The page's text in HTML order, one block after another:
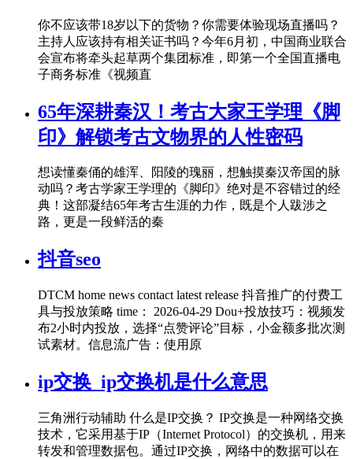
你不应该带18岁以下的货物？你需要体验现场直播吗？
主持人应该持有相关证书吗？今年6月初，中国商业联合
会宣布将牵头起草两个集团标准，即第一个全国直播电
子商务标准《视频直
65年深耕秦汉！考古大家王学理《脚
印》解锁考古文物界的人性密码
想读懂秦俑的雄浑、阳陵的瑰丽，想触摸秦汉帝国的脉
动吗？考古学家王学理的《脚印》绝对是不容错过的经
典！这部凝结65年考古生涯的力作，既是个人跋涉之
路，更是一段鲜活的秦
抖音seo
DTCM home news contact latest release 抖音推广的付费工
具与投放策略 time： 2026-04-29 Dou+投放技巧：视频发
布2小时内投放，选择“点赞评论”目标，小金额多批次测
试素材。信息流广告：使用原
ip交换_ip交换机是什么意思
三角洲行动辅助 什么是IP交换？ IP交换是一种网络交换
技术，它采用基于IP（Internet Protocol）的交换机，用来
转发和管理数据包。通过IP交换，网络中的数据可以在